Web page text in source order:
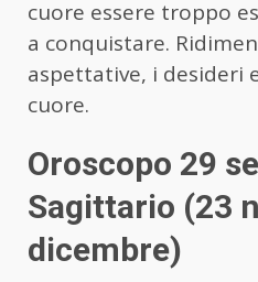
cuore essere troppo
a conquistare.
aspettative, i desideri
cuore.
Oroscopo 29
Sagittario (23
dicembre)